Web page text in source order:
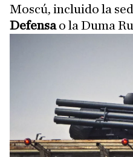
Moscú, incluido la
Defensao la Duma